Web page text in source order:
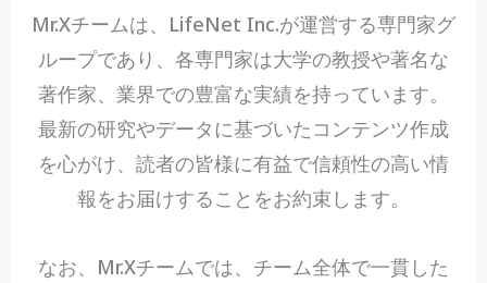
Mr.Xチームは、LifeNet Inc.が運営する専門家グ
ループであり、各専門家は大学の教授や著名な
著作家、業界での豊富な実績を持っています。
最新の研究やデータに基づいたコンテンツ作成
を心がけ、読者の皆様に有益で信頼性の高い情
報をお届けすることをお約束します。
なお、Mr.Xチームでは、チーム全体で一貫した